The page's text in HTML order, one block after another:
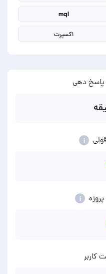
mql
اکسپرت
پاسخ دهی
i
i
کاربر